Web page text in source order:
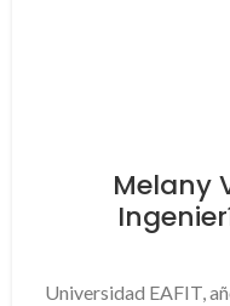
Melany
Universidad EAFIT,